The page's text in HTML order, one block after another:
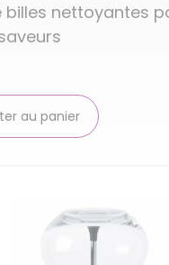
billes nettoyantes
au panier